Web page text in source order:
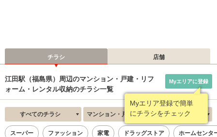
チラシ 店舗
江田駅（福島県）周辺のマンション・戸建・リフ
ォーム・レンタル収納のチラシ一覧
Myエリア登録で簡単
にチラシをチェック
Myエリアに登録
すべてのチラシ マンション・戸建・リフォーム・レンタル収納 新着順
スーパー ファッション 家電 ドラッグストア ホームセンタ